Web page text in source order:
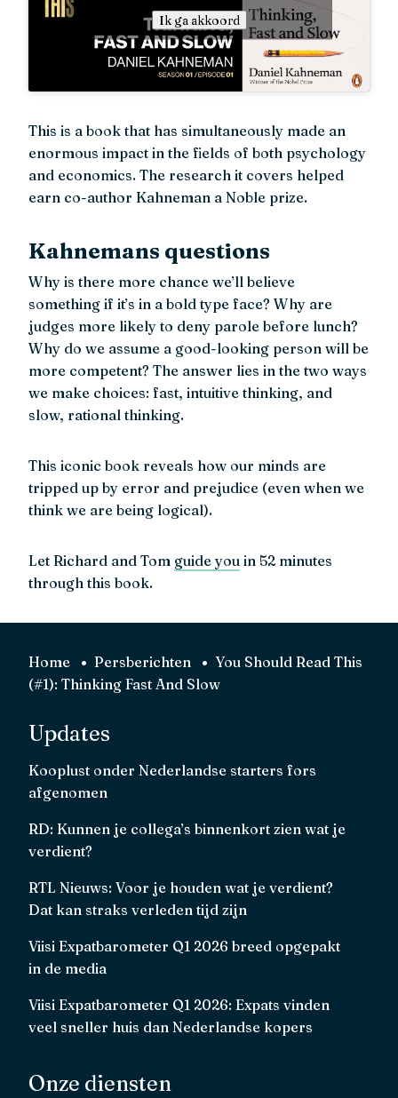
Ik ga akkoord
This is a book that has simultaneously made an
enormous impact in the fields of both psychology
and economics. The research it covers helped
earn co-author Kahneman a Noble prize.
Kahnemans questions
Why is there more chance we’ll believe
something if it’s in a bold type face? Why are
judges more likely to deny parole before lunch?
Why do we assume a good-looking person will be
more competent? The answer lies in the two ways
we make choices: fast, intuitive thinking, and
slow, rational thinking.
This iconic book reveals how our minds are
tripped up by error and prejudice (even when we
think we are being logical).
Let Richard and Tom guide you in 52 minutes
through this book.
Home Persberichten
You Should Read This
(#1): Thinking Fast And Slow
Updates
Kooplust onder Nederlandse starters fors
afgenomen
RD: Kunnen je collega’s binnenkort zien wat je
verdient?
RTL Nieuws: Voor je houden wat je verdient?
Dat kan straks verleden tijd zijn
Viisi Expatbarometer Q1 2026 breed opgepakt
in de media
Viisi Expatbarometer Q1 2026: Expats vinden
veel sneller huis dan Nederlandse kopers
Onze diensten